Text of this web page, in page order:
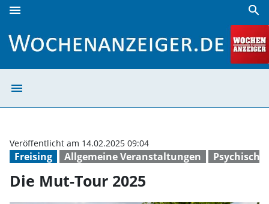
menu search
menu
Freising Allgemeine Veranstaltungen
Veröffentlicht am 14.02.2025 09:04
Die Mut-Tour 2025